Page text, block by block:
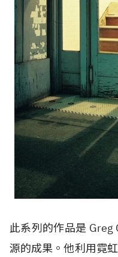
此系列的作品是
源的成果。他利用霓